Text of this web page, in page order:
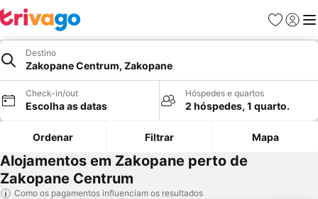
Favoritos
Iniciar
Destino
Zakopane Centrum, Zakopane
Check-in/out
Escolha as datas
Hóspedes e quartos
2 hóspedes, 1 quarto.
Ordenar Filtrar Mapa
Alojamentos em Zakopane perto de
Zakopane Centrum
Como os pagamentos influenciam os resultados